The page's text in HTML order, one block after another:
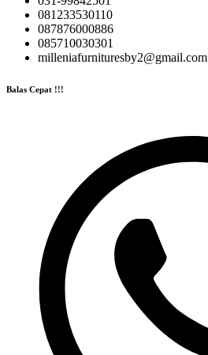
081233530110
087876000886
085710030301
milleniafurnituresby2@gmail.com
Balas Cepat !!!